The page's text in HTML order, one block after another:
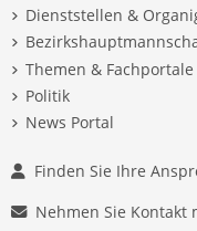
Dienststellen &
Themen & Fachportale
Politik
News Portal
Finden Sie Ihre
Nehmen Sie Kontakt